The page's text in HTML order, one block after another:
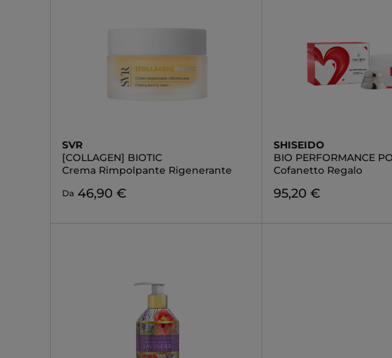
SVR
[COLLAGEN] BIOTIC
Crema Rimpolpante Rigenerante
Da 46,90 €
SHISEIDO
BIO PERFORMANCE
Cofanetto Regalo
95,20 €